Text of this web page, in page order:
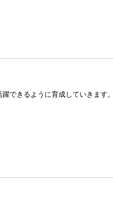
できるように育成していきます。